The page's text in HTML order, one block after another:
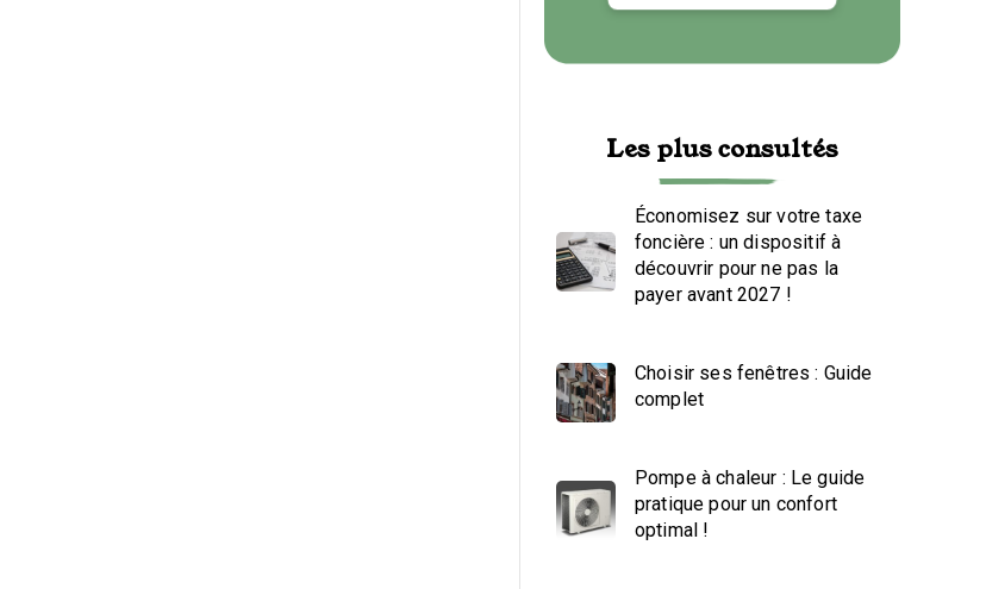
Les plus consultés
Économisez sur votre taxe
foncière : un dispositif à
découvrir pour ne pas la
payer avant 2027 !
Choisir ses fenêtres : Guide
complet
Pompe à chaleur : Le guide
pratique pour un confort
optimal !